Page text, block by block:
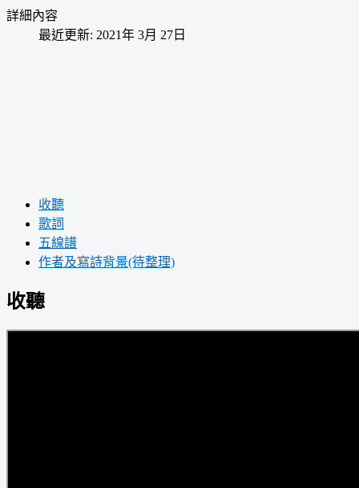
詳細內容
最近更新: 2021年 3月 27日
收聽
歌詞
五線譜
作者及寫詩背景(待整理)
收聽